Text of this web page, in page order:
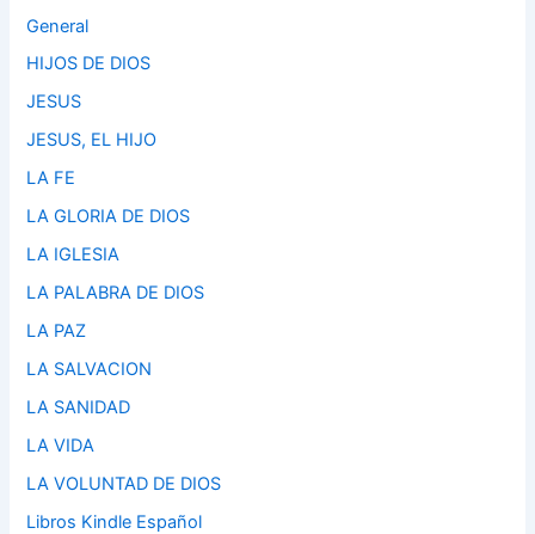
General
HIJOS DE DIOS
JESUS
JESUS, EL HIJO
LA FE
LA GLORIA DE DIOS
LA IGLESIA
LA PALABRA DE DIOS
LA PAZ
LA SALVACION
LA SANIDAD
LA VIDA
LA VOLUNTAD DE DIOS
Libros Kindle Español